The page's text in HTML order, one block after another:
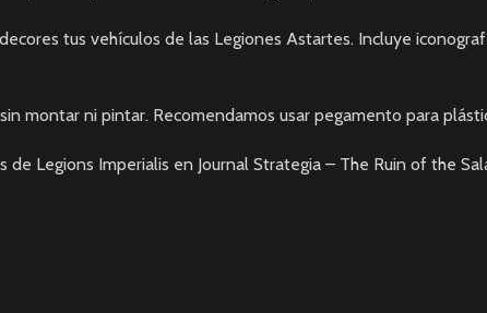
tus vehículos de las Legiones Astartes. Incluye
montar ni pintar. Recomendamos usar pegamento para
de Legions Imperialis en Journal Strategia – The Ruin of the